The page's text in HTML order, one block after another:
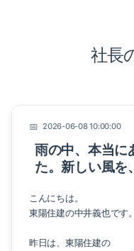
社長
2026-06-08 10:00:00
雨の中、本当に
た。新しい風を
こんにちは。
東陽住建の中井義也です。
昨日は、東陽住建の